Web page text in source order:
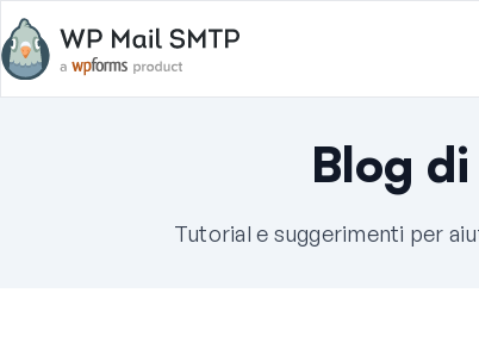
Blog
Tutorial e suggerimenti per